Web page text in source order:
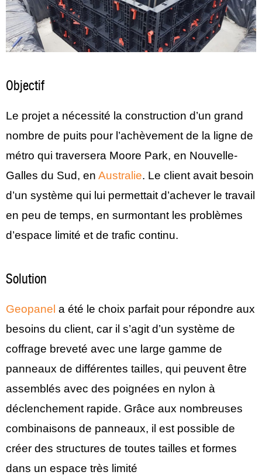
Objectif
Le projet a nécessité la construction d’un grand
nombre de puits pour l’achèvement de la ligne de
métro qui traversera Moore Park, en Nouvelle-
Galles du Sud, en Australie. Le client avait besoin
d’un système qui lui permettait d’achever le travail
en peu de temps, en surmontant les problèmes
d’espace limité et de trafic continu.
Solution
Geopanel a été le choix parfait pour répondre aux
besoins du client, car il s’agit d’un système de
coffrage breveté avec une large gamme de
panneaux de différentes tailles, qui peuvent être
assemblés avec des poignées en nylon à
déclenchement rapide. Grâce aux nombreuses
combinaisons de panneaux, il est possible de
créer des structures de toutes tailles et formes
dans un espace très limité